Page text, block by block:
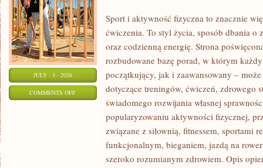
JULY - 3 - 2026
COMMENTS OFFON
Sport i aktywność fizyczna to znacznie
ćwiczenia. To styl życia, sposób dbania o
oraz codzienną energię. Strona
rozbudowane bazę porad, w którym
początkujący, jak i zaawansowany –
dotyczące treningów, ćwiczeń, zdrowego
świadomego rozwijania własnej
popularyzowaniu aktywności fizycznej,
związane z siłownią, fitnessem, sportami
funkcjonalnym, bieganiem, jazdą na
szeroko rozumianym zdrowiem. Opis